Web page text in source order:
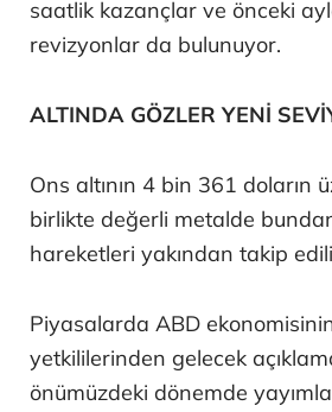
saatlik kazançlar ve önceki
revizyonlar da bulunuyor.
ALTINDA GÖZLER YENİ
Ons altının 4 bin 361 doların
birlikte değerli metalde
hareketleri yakından takip
Piyasalarda ABD
yetkililerinden gelecek
önümüzdeki dönemde